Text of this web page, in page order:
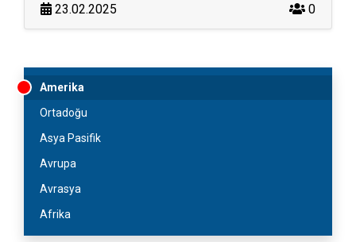
23.02.2025 0
Amerika
Ortadoğu
Asya Pasifik
Avrupa
Avrasya
Afrika